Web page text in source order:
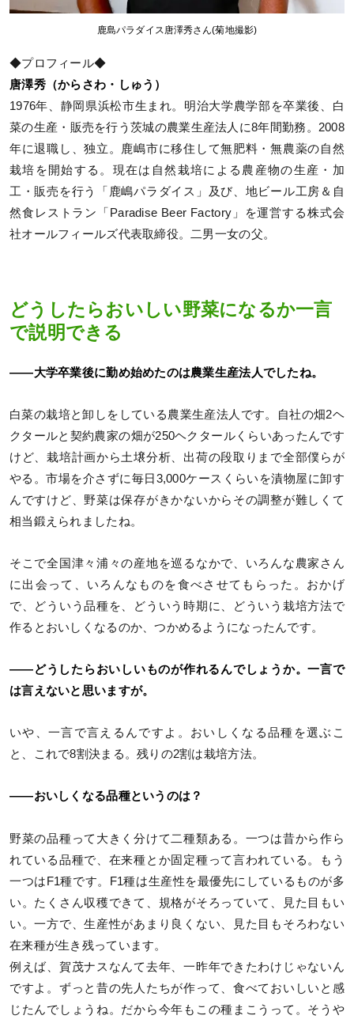
鹿島パラダイス唐澤秀さん(菊地撮影)
◆プロフィール◆
唐澤秀（からさわ・しゅう）
1976年、静岡県浜松市生まれ。明治大学農学部を卒業後、白
菜の生産・販売を行う茨城の農業生産法人に8年間勤務。2008
年に退職し、独立。鹿嶋市に移住して無肥料・無農薬の自然
栽培を開始する。現在は自然栽培による農産物の生産・加
工・販売を行う「鹿嶋パラダイス」及び、地ビール工房＆自
然食レストラン「Paradise Beer Factory」を運営する株式会
社オールフィールズ代表取締役。二男一女の父。
どうしたらおいしい野菜になるか一言
で説明できる
――大学卒業後に勤め始めたのは農業生産法人でしたね。
白菜の栽培と卸しをしている農業生産法人です。自社の畑2ヘ
クタールと契約農家の畑が250ヘクタールくらいあったんです
けど、栽培計画から土壌分析、出荷の段取りまで全部僕らが
やる。市場を介さずに毎日3,000ケースくらいを漬物屋に卸す
んですけど、野菜は保存がきかないからその調整が難しくて
相当鍛えられましたね。
そこで全国津々浦々の産地を巡るなかで、いろんな農家さん
に出会って、いろんなものを食べさせてもらった。おかげ
で、どういう品種を、どういう時期に、どういう栽培方法で
作るとおいしくなるのか、つかめるようになったんです。
――どうしたらおいしいものが作れるんでしょうか。一言で
は言えないと思いますが。
いや、一言で言えるんですよ。おいしくなる品種を選ぶこ
と、これで8割決まる。残りの2割は栽培方法。
――おいしくなる品種というのは？
野菜の品種って大きく分けて二種類ある。一つは昔から作ら
れている品種で、在来種とか固定種って言われている。もう
一つはF1種です。F1種は生産性を最優先にしているものが多
い。たくさん収穫できて、規格がそろっていて、見た目もい
い。一方で、生産性があまり良くない、見た目もそろわない
在来種が生き残っています。
例えば、賀茂ナスなんて去年、一昨年できたわけじゃないん
ですよ。ずっと昔の先人たちが作って、食べておいしいと感
じたんでしょうね。だから今年もこの種まこうって。そうや